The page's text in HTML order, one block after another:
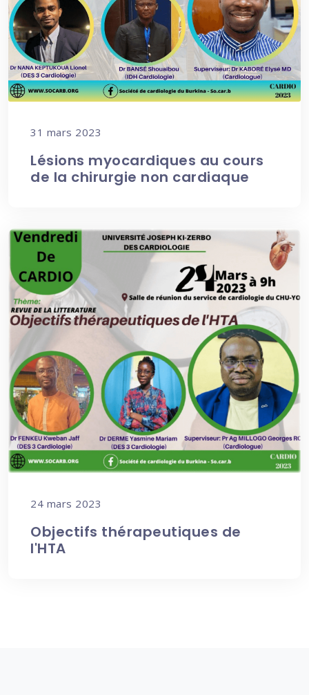
31 mars 2023
Lésions myocardiques au cours
de la chirurgie non cardiaque
24 mars 2023
Objectifs thérapeutiques de
l'HTA